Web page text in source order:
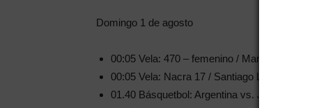
Domingo 1 de agosto
00:05 Vela: 470 – femenino / María Belén
00:05 Vela: Nacra 17 / Santiago Lange y
01.40 Básquetbol: Argentina vs. Japón.